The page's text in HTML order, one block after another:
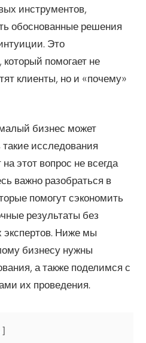
инструментов,
обоснованные решения
Это
который помогает не
клиенты, но и «почему»
бизнес может
исследования
этот вопрос не всегда
важно разобраться в
помогут сэкономить
результаты без
экспертов. Ниже мы
бизнесу нужны
а также поделимся с
их проведения.